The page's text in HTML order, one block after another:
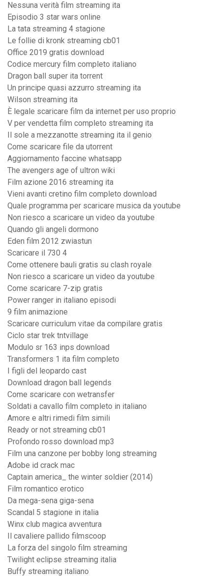
Nessuna verità film streaming ita
Episodio 3 star wars online
La tata streaming 4 stagione
Le follie di kronk streaming cb01
Office 2019 gratis download
Codice mercury film completo italiano
Dragon ball super ita torrent
Un principe quasi azzurro streaming ita
Wilson streaming ita
È legale scaricare film da internet per uso proprio
V per vendetta film completo streaming ita
Il sole a mezzanotte streaming ita il genio
Come scaricare file da utorrent
Aggiornamento faccine whatsapp
The avengers age of ultron wiki
Film azione 2016 streaming ita
Vieni avanti cretino film completo download
Quale programma per scaricare musica da youtube
Non riesco a scaricare un video da youtube
Quando gli angeli dormono
Eden film 2012 zwiastun
Scaricare il 730 4
Come ottenere bauli gratis su clash royale
Non riesco a scaricare un video da youtube
Come scaricare 7-zip gratis
Power ranger in italiano episodi
9 film animazione
Scaricare curriculum vitae da compilare gratis
Ciclo star trek tntvillage
Modulo sr 163 inps download
Transformers 1 ita film completo
I figli del leopardo cast
Download dragon ball legends
Come scaricare con wetransfer
Soldati a cavallo film completo in italiano
Amore e altri rimedi film simili
Ready or not streaming cb01
Profondo rosso download mp3
Film una canzone per bobby long streaming
Adobe id crack mac
Captain america_ the winter soldier (2014)
Film romantico erotico
Da mega-sena giga-sena
Scandal 5 stagione in italia
Winx club magica avventura
Il cavaliere pallido filmscoop
La forza del singolo film streaming
Twilight eclipse streaming italia
Buffy streaming italiano